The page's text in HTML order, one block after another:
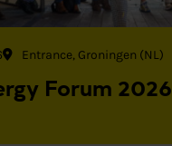
Entrance, Groningen (NL)
Forum 2026